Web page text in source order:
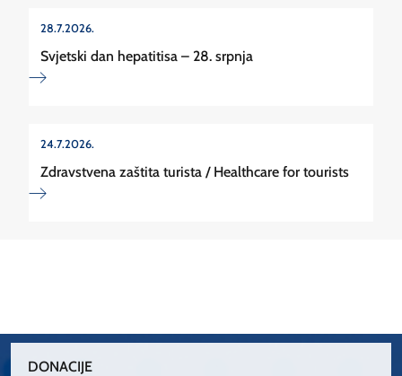
28.7.2026.
Svjetski dan hepatitisa – 28. srpnja
24.7.2026.
Zdravstvena zaštita turista / Healthcare for tourists
DONACIJE